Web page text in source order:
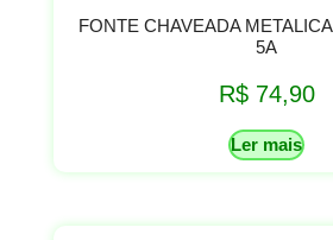
FONTE CHAVEADA
5A
R$74,90
Ler mais